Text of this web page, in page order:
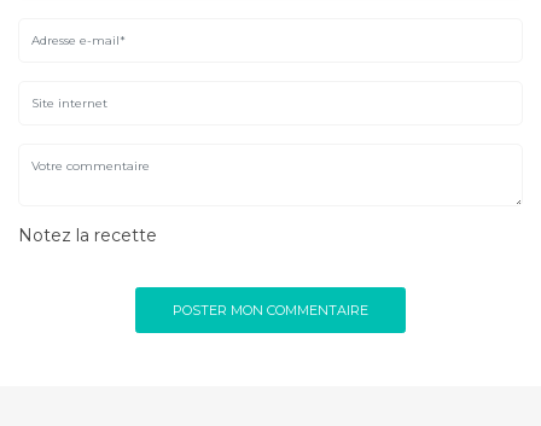
Notez la recette